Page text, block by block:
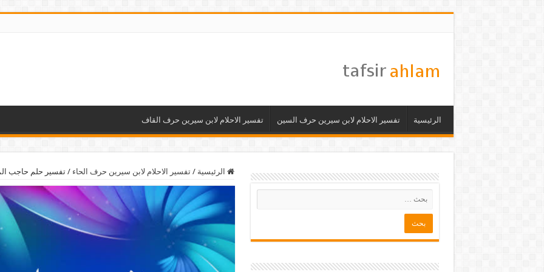
الرئيسية تفسير الاحلام لابن سيرين حرف السين تفسير الاحلام لابن سيرين حرف القاف
الرئيسية / تفسير الاحلام لابن سيرين حرف الحاء / تفسير حلم حاجب